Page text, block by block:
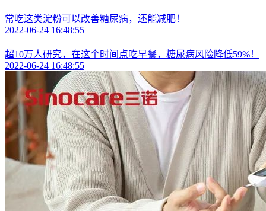
常吃这类淀粉可以改善糖尿病，还能减肥！
2022-06-24 16:48:55
超10万人研究，在这个时间点吃早餐，糖尿病风险降低59%！
2022-06-24 16:48:55